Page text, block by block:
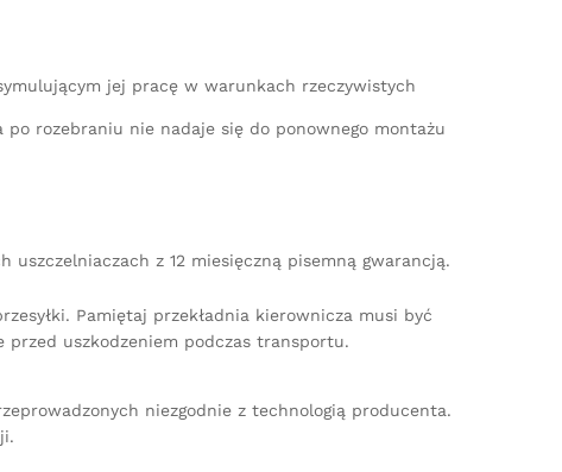
jej pracę w warunkach rzeczywistych
rozebraniu nie nadaje się do ponownego montażu
z 12 miesięczną pisemną gwarancją.
Pamiętaj przekładnia kierownicza musi być
przed uszkodzeniem podczas transportu.
niezgodnie z technologią producenta.